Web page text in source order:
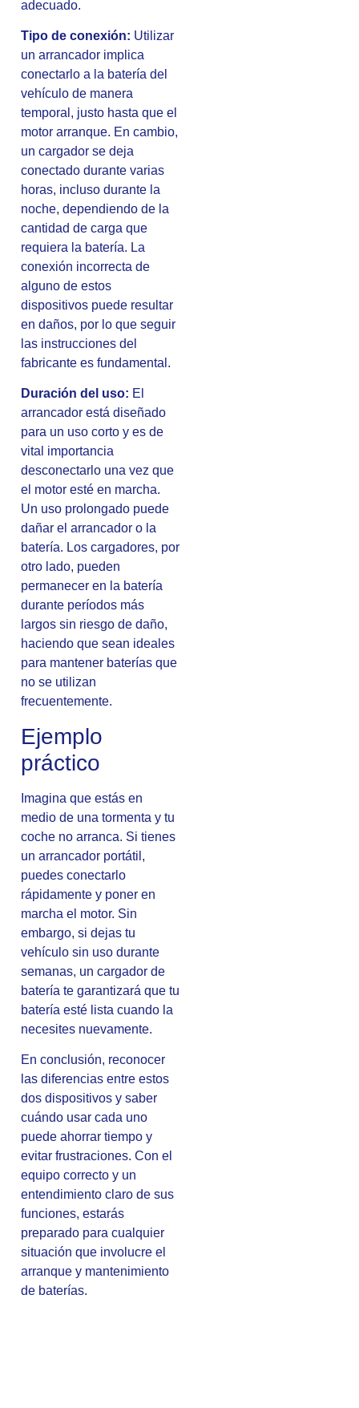
adecuado.
Tipo de conexión: Utilizar
un arrancador implica
conectarlo a la batería del
vehículo de manera
temporal, justo hasta que el
motor arranque. En cambio,
un cargador se deja
conectado durante varias
horas, incluso durante la
noche, dependiendo de la
cantidad de carga que
requiera la batería. La
conexión incorrecta de
alguno de estos
dispositivos puede resultar
en daños, por lo que seguir
las instrucciones del
fabricante es fundamental.
Duración del uso: El
arrancador está diseñado
para un uso corto y es de
vital importancia
desconectarlo una vez que
el motor esté en marcha.
Un uso prolongado puede
dañar el arrancador o la
batería. Los cargadores, por
otro lado, pueden
permanecer en la batería
durante períodos más
largos sin riesgo de daño,
haciendo que sean ideales
para mantener baterías que
no se utilizan
frecuentemente.
Ejemplo
práctico
Imagina que estás en
medio de una tormenta y tu
coche no arranca. Si tienes
un arrancador portátil,
puedes conectarlo
rápidamente y poner en
marcha el motor. Sin
embargo, si dejas tu
vehículo sin uso durante
semanas, un cargador de
batería te garantizará que tu
batería esté lista cuando la
necesites nuevamente.
En conclusión, reconocer
las diferencias entre estos
dos dispositivos y saber
cuándo usar cada uno
puede ahorrar tiempo y
evitar frustraciones. Con el
equipo correcto y un
entendimiento claro de sus
funciones, estarás
preparado para cualquier
situación que involucre el
arranque y mantenimiento
de baterías.